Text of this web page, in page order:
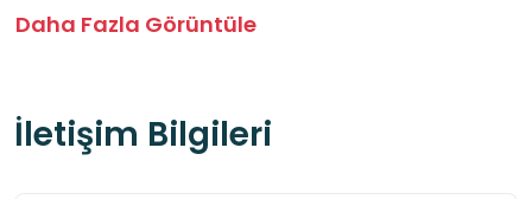
sergilenmesi, ibadet mekânının niteliğine uygun
süslemelerine, mimari unsurlara ve mezar
Daha Fazla Görüntüle
İletişim Bilgileri